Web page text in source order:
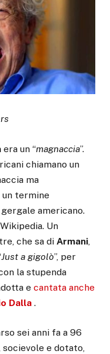
era un “magnaccia”.
chiamano un
ma
un termine
americano.
Un
che sa di Armani
Just a gigolò”, per
la stupenda
e cantata anche
Dalla .
sei anni fa a 96
socievole e dotato,